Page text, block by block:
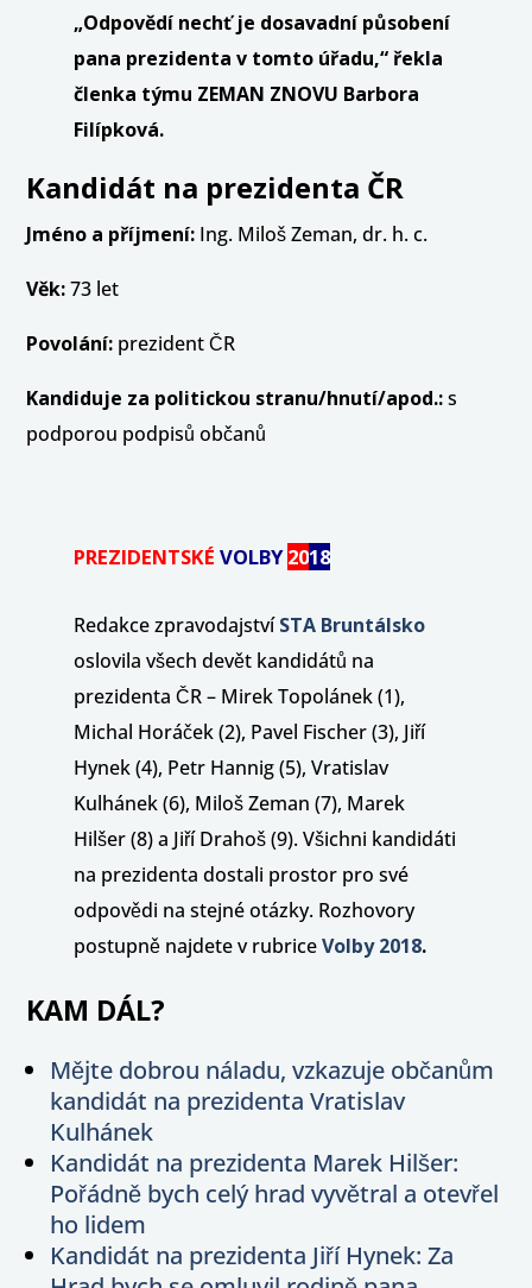
„Odpovědí nechť je dosavadní působení
pana prezidenta v tomto úřadu,“ řekla
členka týmu ZEMAN ZNOVU Barbora
Filípková.
Kandidát na prezidenta ČR
Jméno a příjmení: Ing. Miloš Zeman, dr. h. c.
Věk:73 let
Povolání: prezident ČR
Kandiduje za politickou stranu/hnutí/apod.:s
podporou podpisů občanů
PREZIDENTSKÉ VOLBY2018
Redakce zpravodajstvíSTA Bruntálsko
oslovila všech devět kandidátů na
prezidenta ČR – Mirek Topolánek (1),
Michal Horáček (2), Pavel Fischer (3), Jiří
Hynek (4), Petr Hannig (5), Vratislav
Kulhánek (6), Miloš Zeman (7), Marek
Hilšer (8) a Jiří Drahoš (9). Všichni kandidáti
na prezidenta dostali prostor pro své
odpovědi na stejné otázky. Rozhovory
postupně najdete v rubriceVolby 2018.
KAM DÁL?
Mějte dobrou náladu, vzkazuje občanům
kandidát na prezidenta Vratislav
Kulhánek
Kandidát na prezidenta Marek Hilšer:
Pořádně bych celý hrad vyvětral a otevřel
ho lidem
Kandidát na prezidenta Jiří Hynek: Za